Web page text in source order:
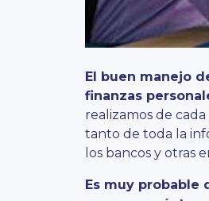
El buen manejo
finanzas
realizamos de
tanto de toda la
los bancos y otras
Es muy probable